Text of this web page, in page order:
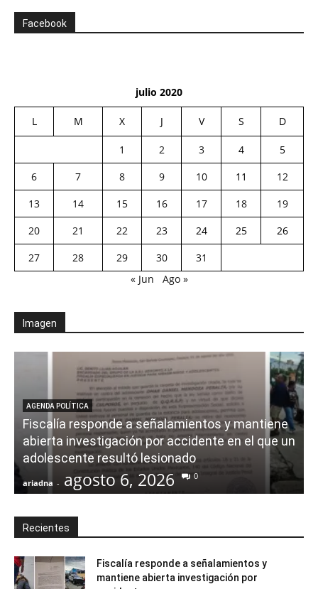
Facebook
julio 2020
L M X J V S D
1 2 3 4
5
6
7 8 9 10 11
12
13
14 15 16 17 18
19
20
21 22 23 24 25
26
27
28 29 30
31
« Jun
Ago »
Imagen
AGENDA POLÍTICA
Fiscalía responde a señalamientos y mantiene
abierta investigación por accidente en el que un
adolescente resultó lesionado
ariadna - agosto 6, 2026 0
Recientes
Fiscalía responde a señalamientos y
mantiene abierta investigación por